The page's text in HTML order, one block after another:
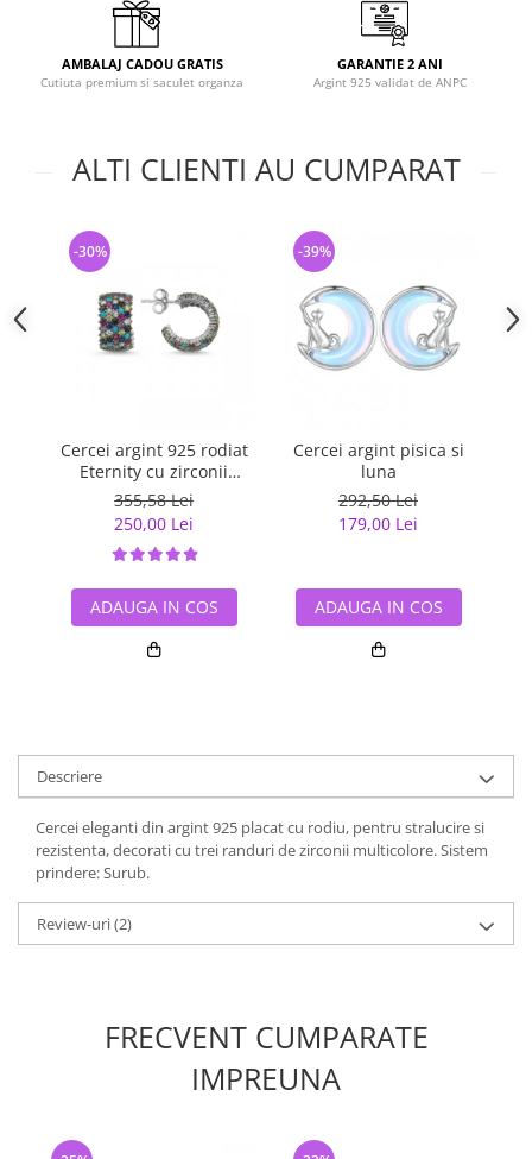
AMBALAJ CADOU GRATIS
Cutiuta premium si saculet organza
GARANTIE 2 ANI
Argint 925 validat de ANPC
ALTI CLIENTI AU CUMPARAT
Cercei argint 925 rodiat
Eternity cu zirconii
multicolore ETU0036
355,58 Lei
250,00 Lei
-30%
ADAUGA IN COS
Cercei argint pisica si
luna
292,50 Lei
179,00 Lei
-39%
ADAUGA IN COS
Descriere
Cercei eleganti din argint 925 placat cu rodiu, pentru stralucire si
rezistenta, decorati cu trei randuri de zirconii multicolore. Sistem
prindere: Surub.
Review-uri(2)
FRECVENT CUMPARATE
IMPREUNA